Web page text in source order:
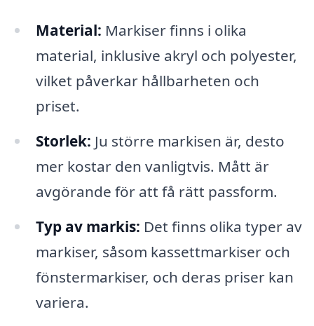
Material: Markiser finns i olika
material, inklusive akryl och polyester,
vilket påverkar hållbarheten och
priset.
Storlek: Ju större markisen är, desto
mer kostar den vanligtvis. Mått är
avgörande för att få rätt passform.
Typ av markis: Det finns olika typer av
markiser, såsom kassettmarkiser och
fönstermarkiser, och deras priser kan
variera.